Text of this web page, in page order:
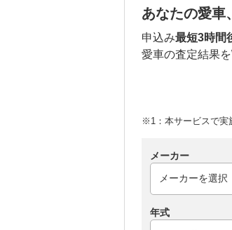
あなたの愛車
申込み最短3時間
愛車の査定結果
※1：本サービスで実
メーカー
年式